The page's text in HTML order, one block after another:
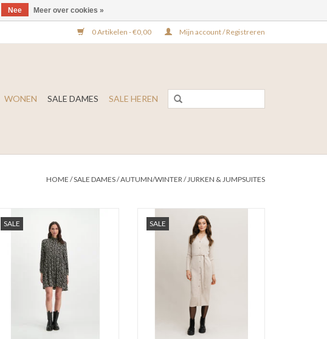
0 Artikelen - €0,00 Mijn account / Registreren
WONEN SALE DAMES SALE HEREN
HOME /SALE DAMES/AUTUMN/WINTER/JURKEN & JUMPSUITES
SALE
TOEVOEGEN AAN WINKELWAGEN
SALE
Rut@Circle Dress Saga
Nee Meer over cookies »